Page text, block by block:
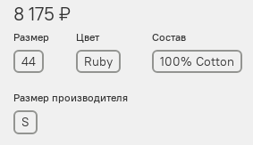
8 175 ₽
Размер
44
Цвет
Ruby
Состав
100% Cotton
Размер производителя
S